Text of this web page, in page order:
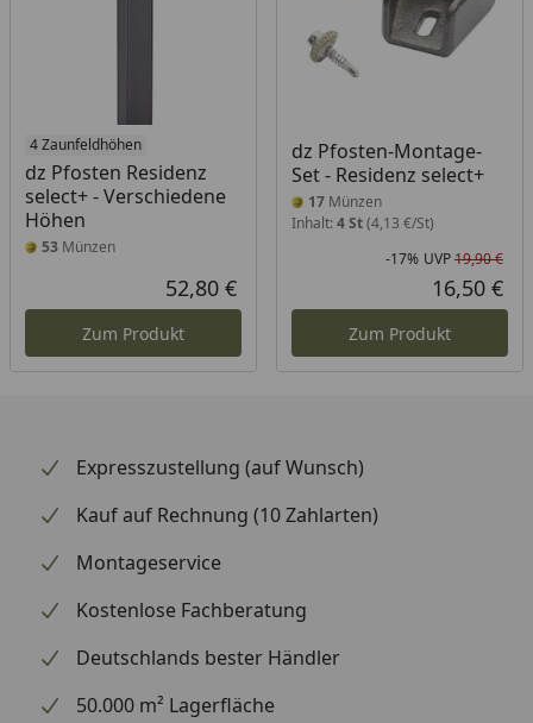
4 Zaunfeldhöhen
dz Pfosten Residenz
select+ - Verschiedene
Höhen
53 Münzen
Aktueller Preis
52,80 €
Zum Produkt
dz Pfosten-Montage-
Set - Residenz select+
17Münzen
Inhalt: 4 St(4,13 €/St)
-17% UVP19,90 €
16,50 €
Zum Produkt
Expresszustellung (auf Wunsch)
Kauf auf Rechnung (10 Zahlarten)
Montageservice
Kostenlose Fachberatung
Deutschlands bester Händler
50.000 m² Lagerfläche